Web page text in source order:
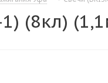
1) (8кл)